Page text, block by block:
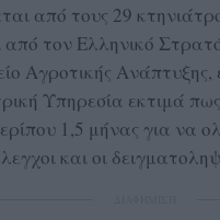
από τους 29
από τον Ελληνικό
Αγροτικής Ανάπτυξης,
Υπηρεσία εκτιμά
1,5 μήνας για να
και οι